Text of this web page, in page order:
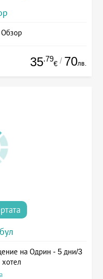
Обзор
35.79
€ / 70лв.
на Одрин - 5 дни/3